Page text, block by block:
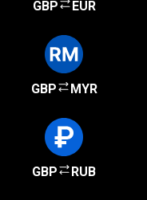
GBP EUR
GBP MYR
GBP RUB